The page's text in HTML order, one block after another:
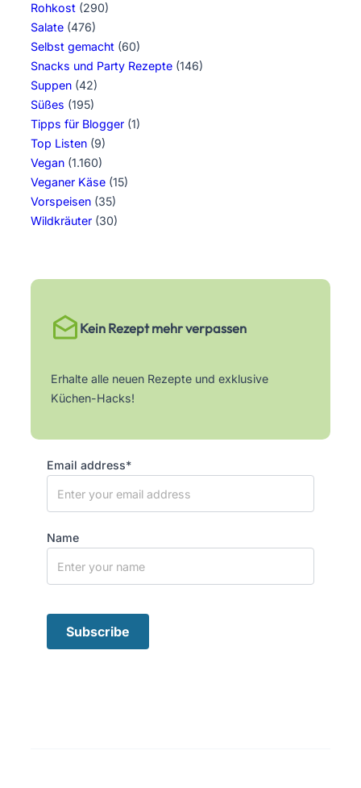
Rohkost (290)
Salate (476)
Selbst gemacht (60)
Snacks und Party Rezepte (146)
Suppen (42)
Süßes (195)
Tipps für Blogger (1)
Top Listen (9)
Vegan (1.160)
Veganer Käse (15)
Vorspeisen (35)
Wildkräuter (30)
Kein Rezept mehr verpassen
Erhalte alle neuen Rezepte und exklusive
Küchen-Hacks!
Email address*
Name